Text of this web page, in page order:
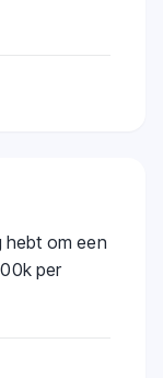
hebt om een
per